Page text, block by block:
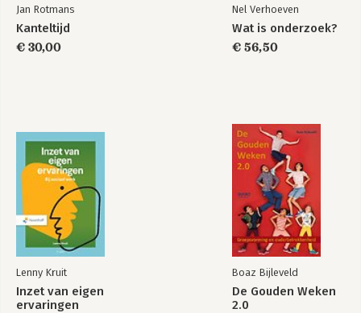
Jan Rotmans
Kanteltijd
€ 30,00
Nel Verhoeven
Wat is onderzoek?
€ 56,50
Lenny Kruit
Inzet van eigen
ervaringen
Boaz Bijleveld
De Gouden Weken
2.0